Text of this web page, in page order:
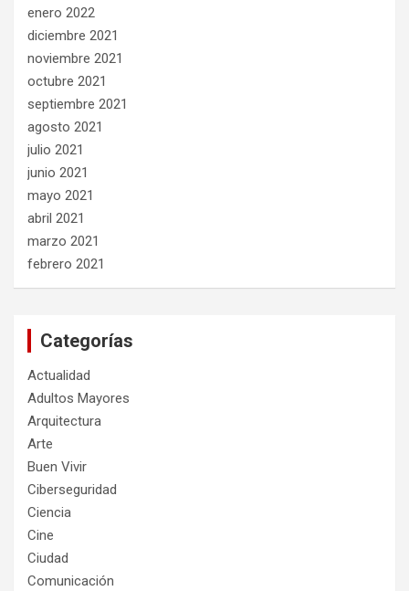
enero 2022
diciembre 2021
noviembre 2021
octubre 2021
septiembre 2021
agosto 2021
julio 2021
junio 2021
mayo 2021
abril 2021
marzo 2021
febrero 2021
Categorías
Actualidad
Adultos Mayores
Arquitectura
Arte
Buen Vivir
Ciberseguridad
Ciencia
Cine
Ciudad
Comunicación